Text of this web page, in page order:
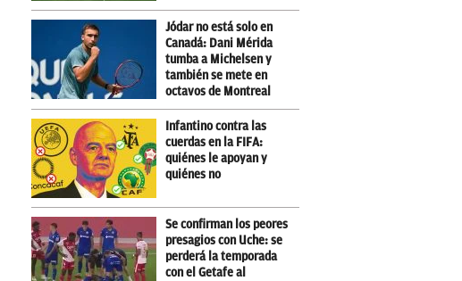
Jódar no está solo en
Canadá: Dani Mérida
tumba a Michelsen y
también se mete en
octavos de Montreal
Infantino contra las
cuerdas en la FIFA:
quiénes le apoyan y
quiénes no
Se confirman los peores
presagios con Uche: se
perderá la temporada
con el Getafe al